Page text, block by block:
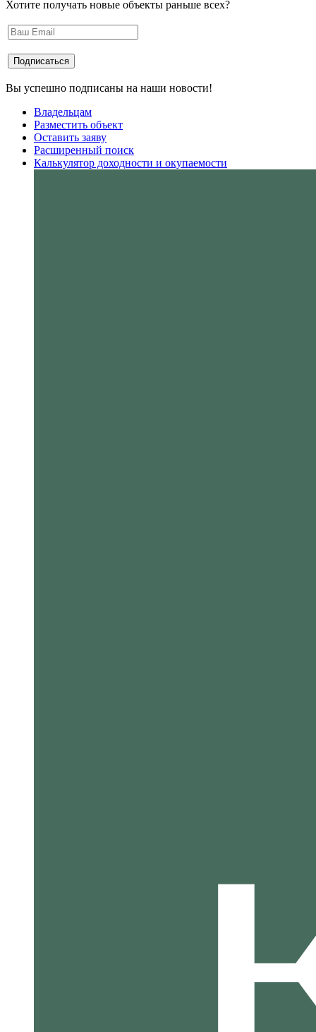
Хотите получать новые объекты раньше всех?
Вы успешно подписаны на наши новости!
Владельцам
Разместить объект
Оставить заяву
Расширенный поиск
Калькулятор доходности и окупаемости